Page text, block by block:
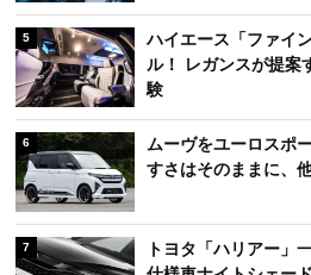
5
ハイエース「ファイ
ル！ レガンスが提案
験
6
ムーヴをユーロスポ
すさはそのままに、
7
トヨタ「ハリアー」